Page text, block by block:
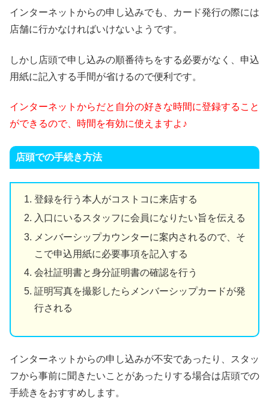
インターネットからの申し込みでも、カード発行の際には
店舗に行かなければいけないようです。
しかし店頭で申し込みの順番待ちをする必要がなく、申込
用紙に記入する手間が省けるので便利です。
インターネットからだと自分の好きな時間に登録すること
ができるので、時間を有効に使えますよ♪
店頭での手続き方法
登録を行う本人がコストコに来店する
入口にいるスタッフに会員になりたい旨を伝える
メンバーシップカウンターに案内されるので、そ
こで申込用紙に必要事項を記入する
会社証明書と身分証明書の確認を行う
証明写真を撮影したらメンバーシップカードが発
行される
インターネットからの申し込みが不安であったり、スタッ
フから事前に聞きたいことがあったりする場合は店頭での
手続きをおすすめします。